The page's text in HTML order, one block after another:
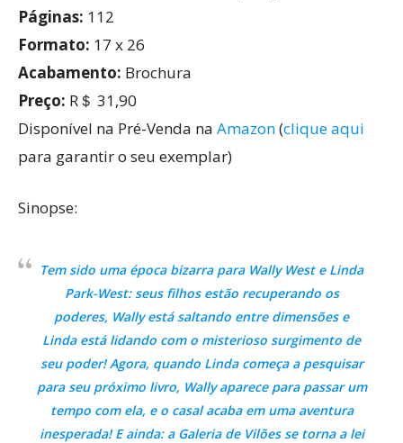
Páginas: 112
Formato: 17 x 26
Acabamento: Brochura
Preço: R＄ 31,90
Disponível na Pré-Venda na Amazon(clique aqui
para garantir o seu exemplar)
Sinopse:
Tem sido uma época bizarra para Wally West e Linda
Park-West: seus filhos estão recuperando os
poderes, Wally está saltando entre dimensões e
Linda está lidando com o misterioso surgimento de
seu poder! Agora, quando Linda começa a pesquisar
para seu próximo livro, Wally aparece para passar um
tempo com ela, e o casal acaba em uma aventura
inesperada! E ainda: a Galeria de Vilões se torna a lei